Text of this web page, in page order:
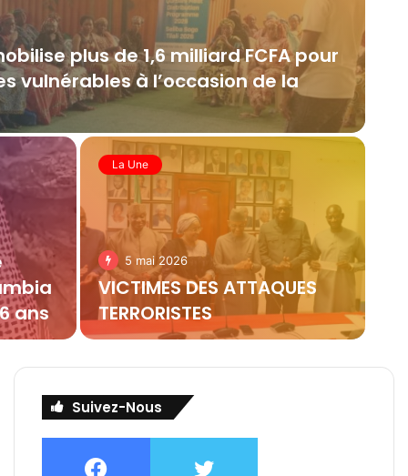
plus de 1,6 milliard FCFA pour
vulnérables à l’occasion de la
ans
La Une
5 mai 2026
VICTIMES DES ATTAQUES
TERRORISTES
Suivez-Nous